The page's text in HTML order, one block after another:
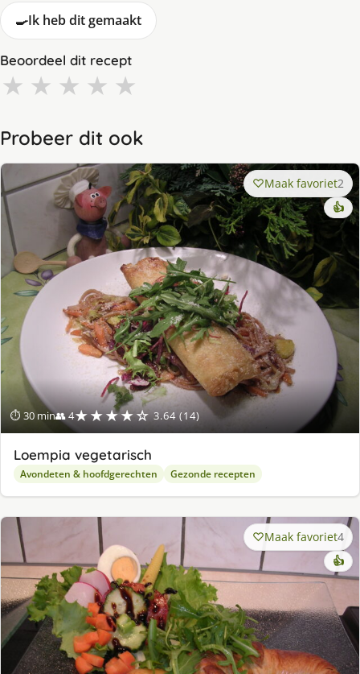
🍳Ik heb dit gemaakt
Beoordeel dit recept
★ ★ ★ ★ ★
Probeer dit ook
⏱ 30 min👥 4★★★★☆ 3.64 (14)
Maak favoriet2
👍
Loempia vegetarisch
Avondeten & hoofdgerechten Gezonde recepten
Maak favoriet4
👍